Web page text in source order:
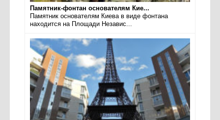
Памятник-фонтан основателям Кие...
Памятник основателям Киева в виде фонтана
находится на Площади Независ...